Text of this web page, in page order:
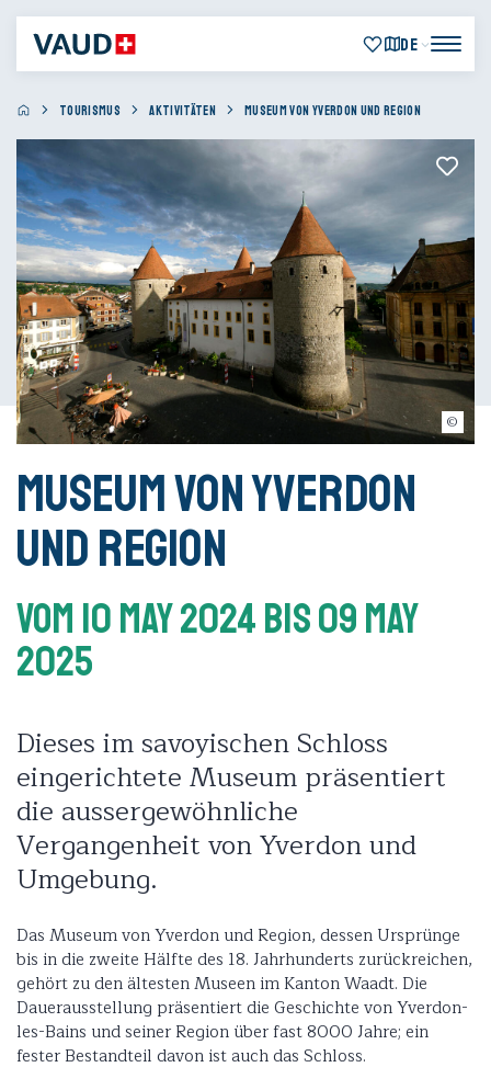
DE
TOURISMUS AKTIVITÄTEN MUSEUM VON YVERDON UND REGION
© Thierry Porchet
Museum von Yverdon
und Region
Vom 10 May 2024Bis 09 May
2025
Dieses im savoyischen Schloss
eingerichtete Museum präsentiert
die aussergewöhnliche
Vergangenheit von Yverdon und
Umgebung.
Das Museum von Yverdon und Region, dessen Ursprünge
bis in die zweite Hälfte des 18. Jahrhunderts zurückreichen,
gehört zu den ältesten Museen im Kanton Waadt. Die
Dauerausstellung präsentiert die Geschichte von Yverdon-
les-Bains und seiner Region über fast 8000 Jahre; ein
fester Bestandteil davon ist auch das Schloss.